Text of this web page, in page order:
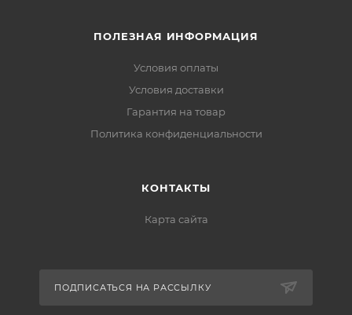
ПОЛЕЗНАЯ ИНФОРМАЦИЯ
Условия оплаты
Условия доставки
Гарантия на товар
Политика конфиденциальности
КОНТАКТЫ
Карта сайта
ПОДПИСАТЬСЯ НА РАССЫЛКУ